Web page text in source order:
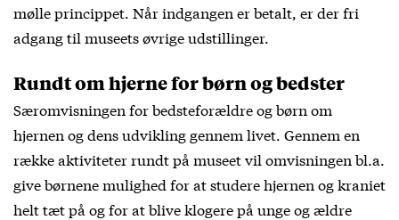
mølle princippet. Når indgangen er betalt, er der fri
adgang til museets øvrige udstillinger.
Rundt om hjerne for børn og bedster
Særomvisningen for bedsteforældre og børn om
hjernen og dens udvikling gennem livet. Gennem en
række aktiviteter rundt på museet vil omvisningen bl.a.
give børnene mulighed for at studere hjernen og kraniet
helt tæt på og for at blive klogere på unge og ældre